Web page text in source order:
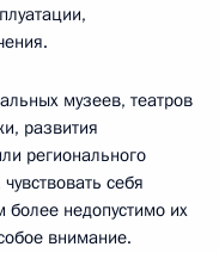
музеев, театров
развития
регионального
себя
более недопустимо их
внимание.